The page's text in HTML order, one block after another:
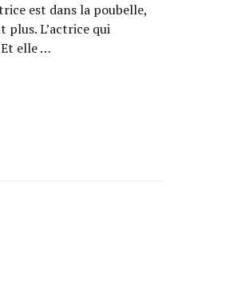
est dans la poubelle,
plus. L’actrice qui
elle …